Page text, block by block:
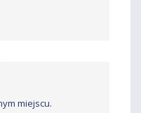
miejscu.